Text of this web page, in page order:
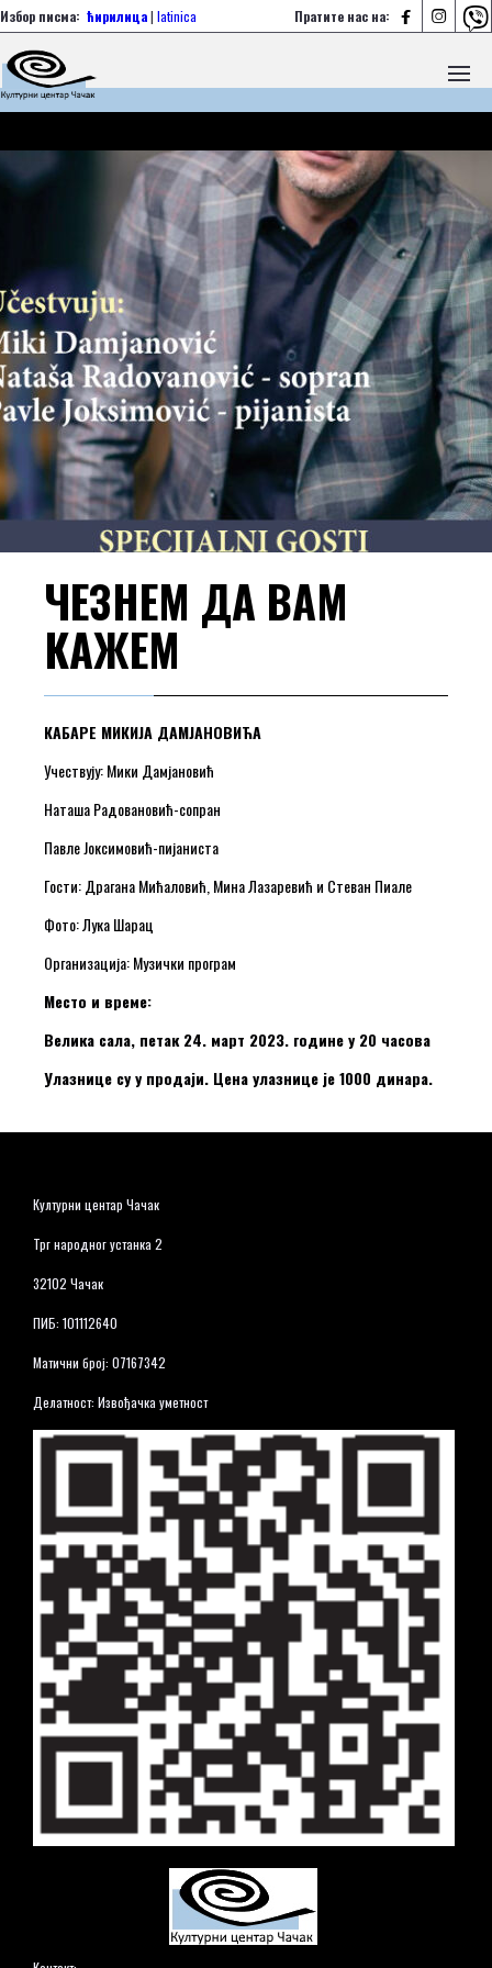
Пратите нас на:   
Избор писма: ћирилица| latinica
ЧЕЗНЕМ ДА ВАМ
КАЖЕМ
КАБАРЕ МИКИЈА ДАМЈАНОВИЋА
Учествују: Мики Дамјановић
Наташа Радовановић-сопран
Павле Јоксимовић-пијаниста
Гости: Драгана Мићаловић, Мина Лазаревић и Стеван Пиале
Фото: Лука Шарац
Организација: Музички програм
Место и време:
Велика сала, петак 24. март 2023. године у 20 часова
Улазнице су у продаји. Цена улазнице је 1000 динара.
Културни центар Чачак
Трг народног устанка 2
32102 Чачак
ПИБ: 101112640
Матични број: 07167342
Делатност: Извођачка уметност